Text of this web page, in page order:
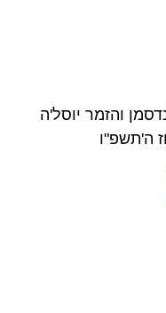
והזמר יוסל'ה
ה'תשפ"ו